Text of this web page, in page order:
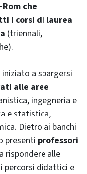
Rom che
i corsi di laurea
(triennali,
a spargersi
alle aree
ingegneria e
e statistica,
Dietro ai banchi
presenti professori
rispondere alle
percorsi didattici e